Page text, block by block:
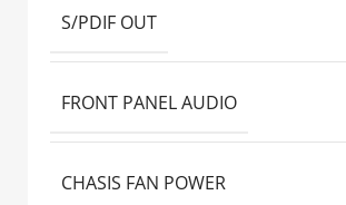
S/PDIF OUT
FRONT PANEL AUDIO
CHASIS FAN POWER